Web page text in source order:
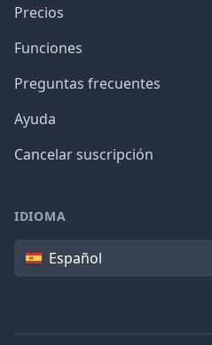
Precios
Funciones
Preguntas frecuentes
Ayuda
Cancelar suscripción
IDIOMA
IdiomaEspañol